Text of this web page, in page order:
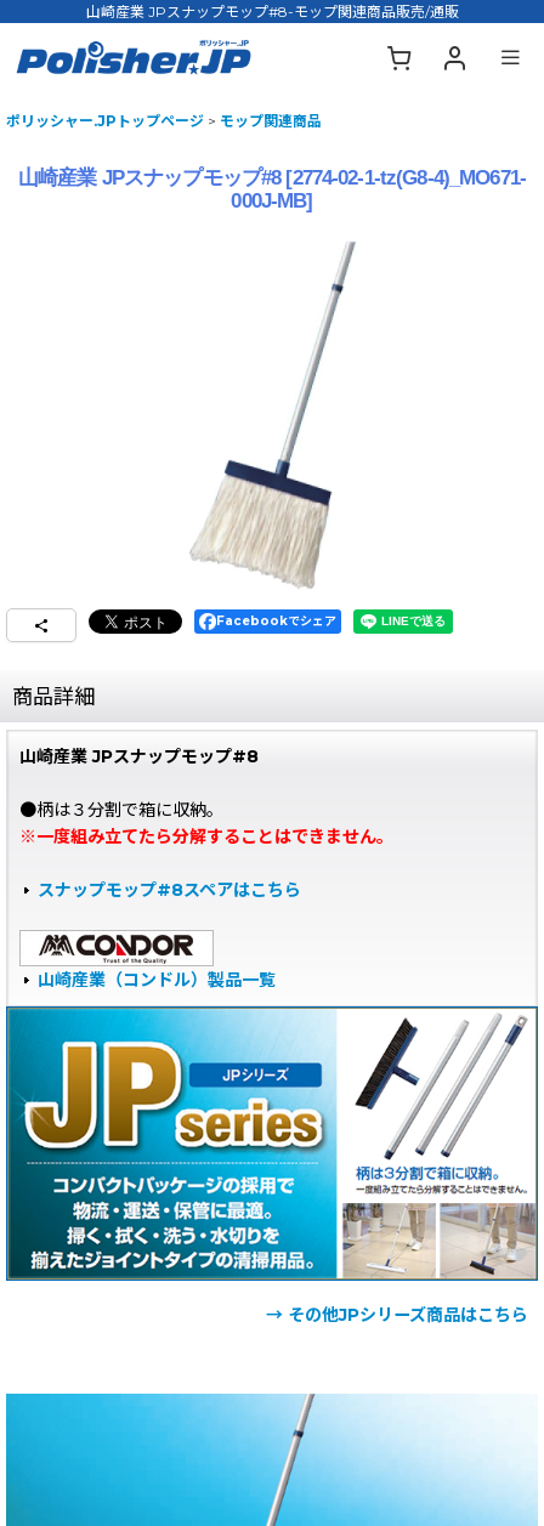
山崎産業 JPスナップモップ#8-モップ関連商品販売/通販
ポリッシャー.JPトップページ > モップ関連商品
山崎産業 JPスナップモップ#8 [2774-02-1-tz(G8-4)_MO671-
000J-MB]
Facebookでシェア
商品詳細
山崎産業 JPスナップモップ#8
●柄は３分割で箱に収納。
※一度組み立てたら分解することはできません。
スナップモップ#8スペアはこちら
山崎産業（コンドル）製品一覧
→ その他JPシリーズ商品はこちら